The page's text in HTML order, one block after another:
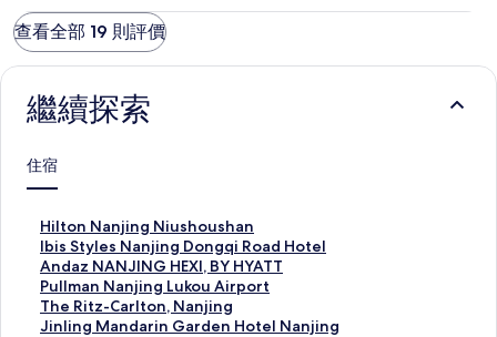
查看全部 19 則評價
繼續探索
住宿
Hilton Nanjing Niushoushan
此
連
結
會
開
啟
Ibis Styles Nanjing Dongqi Road Hotel
此
連
結
會
開
Andaz NANJING HEXI, BY HYATT
此
連
結
會
Pullman Nanjing Lukou Airport
此
連
結
The Ritz-Carlton, Nanjing
此
連
Jinling Mandarin Garden Hotel Nanjing
此